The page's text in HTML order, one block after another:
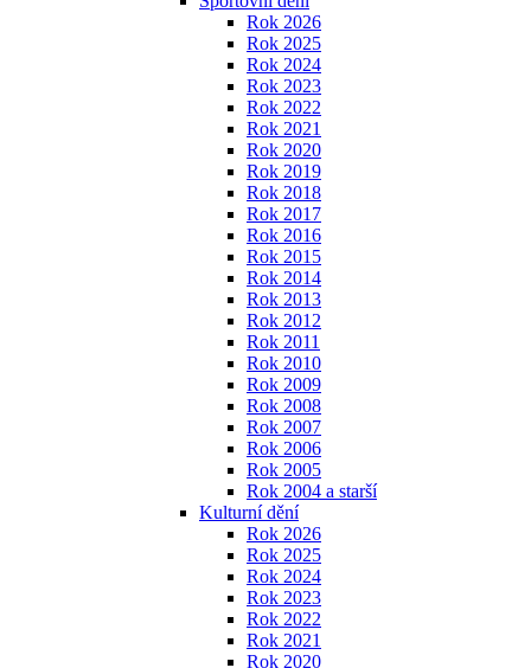
Rok 2026
Rok 2025
Rok 2024
Rok 2023
Rok 2022
Rok 2021
Rok 2020
Rok 2019
Rok 2018
Rok 2017
Rok 2016
Rok 2015
Rok 2014
Rok 2013
Rok 2012
Rok 2011
Rok 2010
Rok 2009
Rok 2008
Rok 2007
Rok 2006
Rok 2005
Rok 2004 a starší
Kulturní dění
Rok 2026
Rok 2025
Rok 2024
Rok 2023
Rok 2022
Rok 2021
Rok 2020